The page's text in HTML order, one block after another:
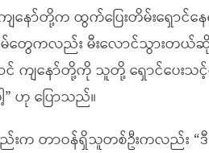
ျနော်တို့က ထွက်ပြေးတိမ်းရှောင်
ေကလည်း မီးလောင်သွားတယ်ဆို
င် ကျနော်တို့ကို သူတို့ ရှောင်ပေး
” ဟု ပြောသည်။
က တာဝန်ရှိသူတစ်ဦးကလည်း “